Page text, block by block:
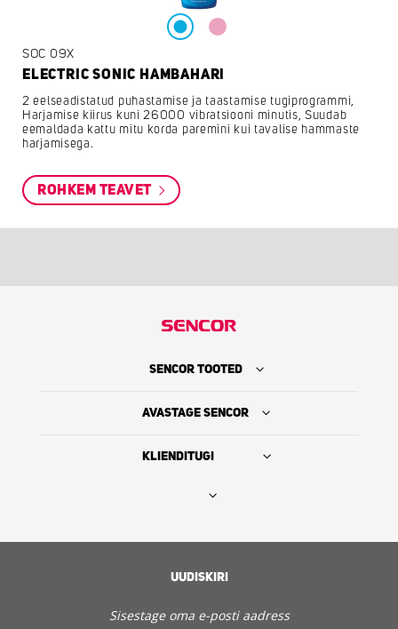
SOC 09X
ELECTRIC SONIC HAMBAHARI
2 eelseadistatud puhastamise ja taastamise tugiprogrammi,
Harjamise kiirus kuni 26000 vibratsiooni minutis, Suudab
eemaldada kattu mitu korda paremini kui tavalise hammaste
harjamisega.
ROHKEM TEAVET
SENCOR TOOTED
AVASTAGE SENCOR
KLIENDITUGI
UUDISKIRI